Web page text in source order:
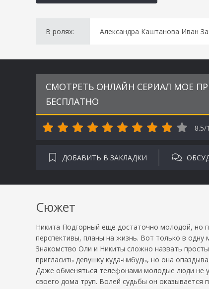
В ролях: Александра Каштанова Иван
СМОТРЕТЬ ОНЛАЙН СЕРИАЛ МОЕ
БЕСПЛАТНО
8.5/
ДОБАВИТЬ В ЗАКЛАДКИ
Сюжет
Никита Подгорный еще достаточно молодой, но
перспективы, планы на жизнь. Вот только в одну
Знакомство Оли и Никиты сложно назвать
пригласить девушку куда-нибудь, но она
Даже обменяться телефонами молодые люди не
своего дома труп. Волей судьбы он